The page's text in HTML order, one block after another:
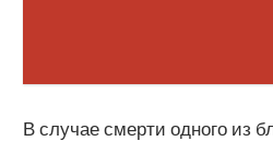
В случае смерти одного из